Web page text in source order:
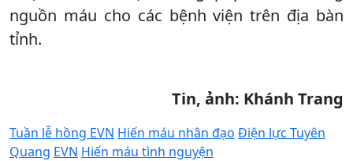
nguồn máu cho các bệnh viện trên địa bàn
tỉnh.
Tin, ảnh: Khánh Trang
Tuần lễ hồng EVN Hiến máu nhân đạo Điện lực Tuyên
Quang EVN Hiến máu tình nguyện